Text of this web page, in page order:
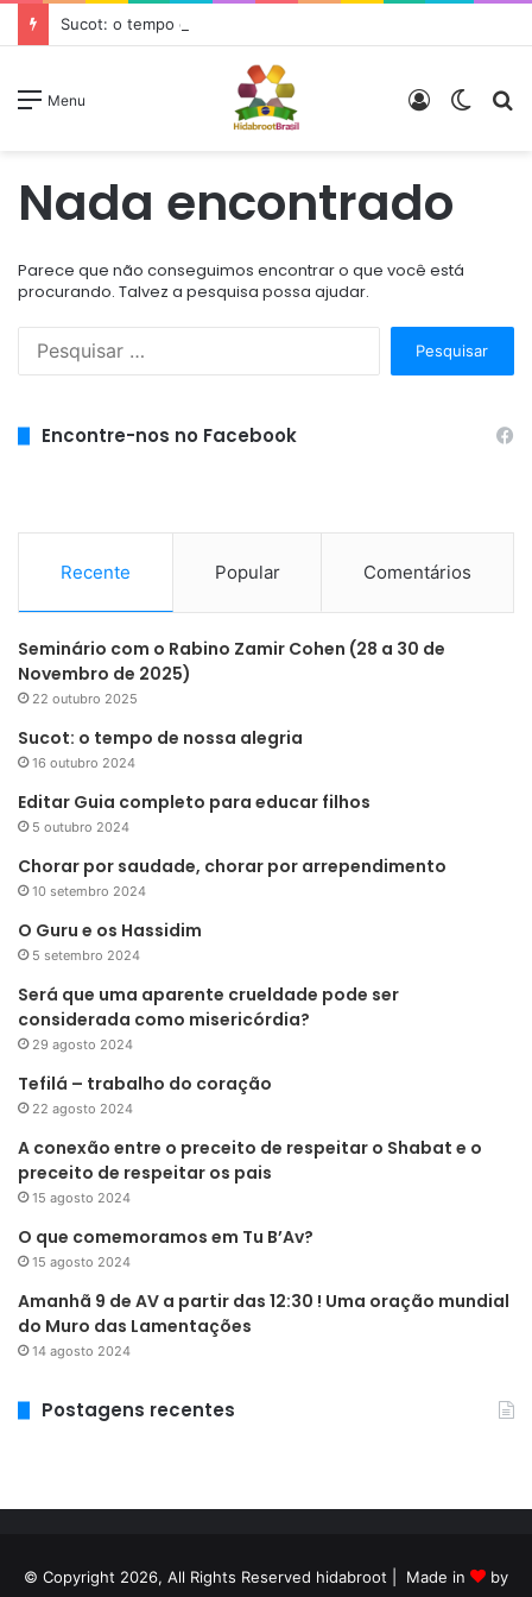
Sucot: o tempo de nossa alegria
Menu
Switch
Entrar
Nada encontrado
Parece que não conseguimos encontrar o que você está
procurando. Talvez a pesquisa possa ajudar.
r
r
Encontre-nos no Facebook
Recente Popular Comentários
Seminário com o Rabino Zamir Cohen (28 a 30 de
Novembro de 2025)
22 outubro 2025
Sucot: o tempo de nossa alegria
16 outubro 2024
Editar Guia completo para educar filhos
5 outubro 2024
Chorar por saudade, chorar por arrependimento
10 setembro 2024
O Guru e os Hassidim
5 setembro 2024
Será que uma aparente crueldade pode ser
considerada como misericórdia?
29 agosto 2024
Tefilá – trabalho do coração
22 agosto 2024
A conexão entre o preceito de respeitar o Shabat e o
preceito de respeitar os pais
15 agosto 2024
O que comemoramos em Tu B’Av?
15 agosto 2024
Amanhã 9 de AV a partir das 12:30 ! Uma oração mundial
do Muro das Lamentações
14 agosto 2024
Postagens recentes
© Copyright 2026, All Rights Reserved hidabroot | Made in by